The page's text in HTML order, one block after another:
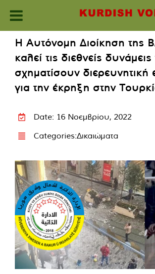
content
Η Αυτόνομη Διοίκηση της
καλεί τις διεθνείς
σχηματίσουν διερευνητική
για την έκρηξη στην
Date: 16 Νοεμβρίου, 2022
Categories:Δικαιώματα